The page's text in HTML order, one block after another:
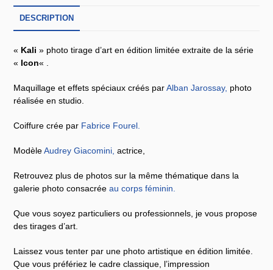
DESCRIPTION
« Kali » photo tirage d’art en édition limitée extraite de la série
« Icon« .
Maquillage et effets spéciaux créés parAlban Jarossay, photo
réalisée en studio.
Coiffure crée par Fabrice Fourel
Modèle Audrey Giacomini actrice,
Retrouvez plus de photos sur la même thématique dans la
galerie photo consacréeau corps féminin
Que vous soyez particuliers ou professionnels, je vous propose
des tirages d’art.
Laissez vous tenter par une photo artistique en édition limitée.
Que vous préfériez le cadre classique, l’impression